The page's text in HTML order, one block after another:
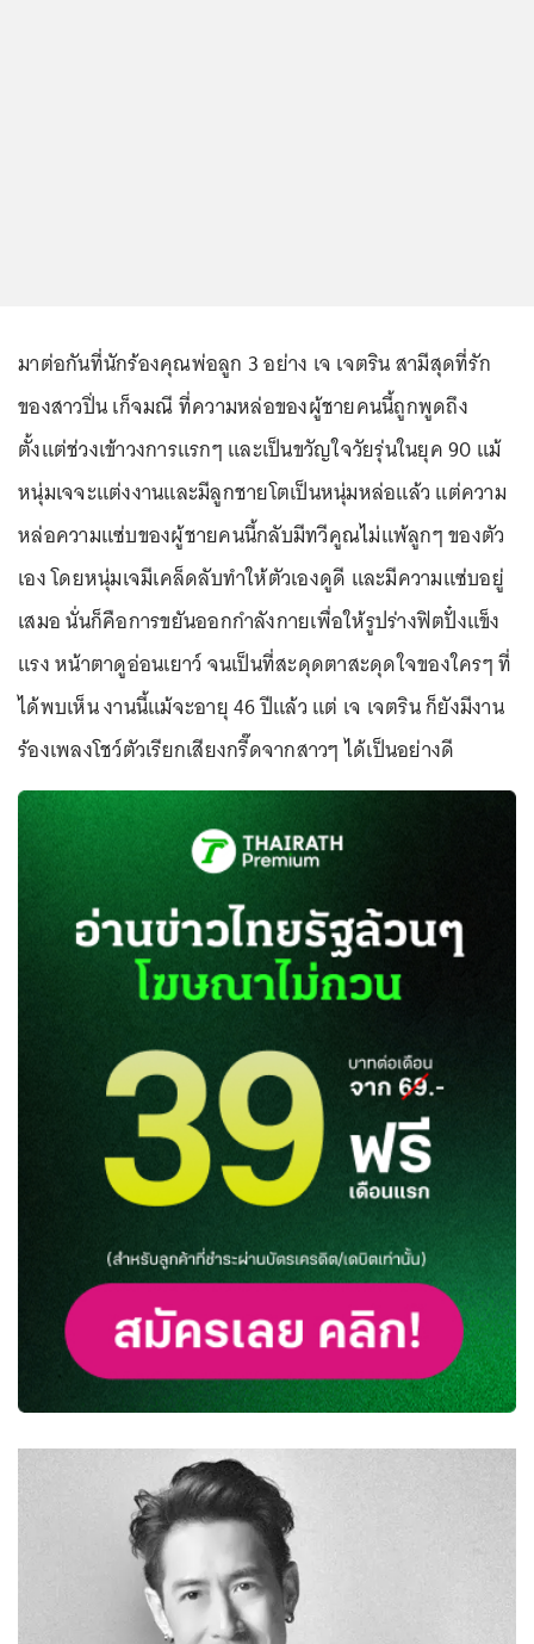
มาต่อกันที่นักร้องคุณพ่อลูก 3 อย่าง เจ เจตริน สามีสุดที่รัก
ของสาวปิ่น เก็จมณี ที่ความหล่อของผู้ชายคนนี้ถูกพูดถึง
ตั้งแต่ช่วงเข้าวงการแรกๆ และเป็นขวัญใจวัยรุ่นในยุค 90 แม้
หนุ่มเจจะแต่งงานและมีลูกชายโตเป็นหนุ่มหล่อแล้ว แต่ความ
หล่อความแซ่บของผู้ชายคนนี้กลับมีทวีคูณไม่แพ้ลูกๆ ของตัว
เอง โดยหนุ่มเจมีเคล็ดลับทำให้ตัวเองดูดี และมีความแซ่บอยู่
เสมอ นั่นก็คือการขยันออกกำลังกายเพื่อให้รูปร่างฟิตปั๋งแข็ง
แรง หน้าตาดูอ่อนเยาว์ จนเป็นที่สะดุดตาสะดุดใจของใครๆ ที่
ได้พบเห็น งานนี้แม้จะอายุ 46 ปีแล้ว แต่ เจ เจตริน ก็ยังมีงาน
ร้องเพลงโชว์ตัวเรียกเสียงกรี๊ดจากสาวๆ ได้เป็นอย่างดี